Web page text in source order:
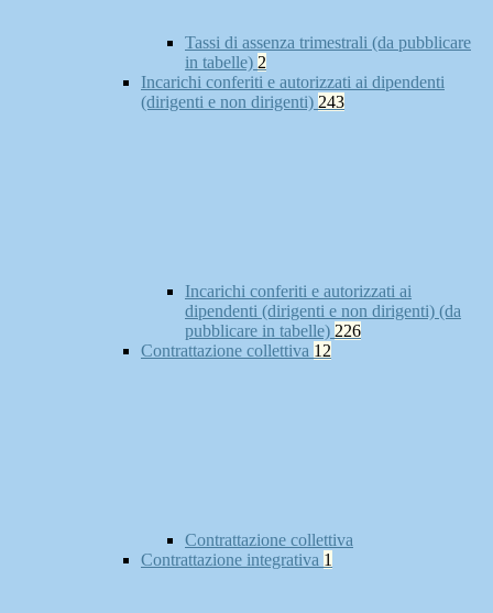
Tassi di assenza trimestrali (da pubblicare
in tabelle) 2
Incarichi conferiti e autorizzati ai dipendenti
(dirigenti e non dirigenti) 243
Incarichi conferiti e autorizzati ai
dipendenti (dirigenti e non dirigenti) (da
pubblicare in tabelle) 226
Contrattazione collettiva 12
Contrattazione collettiva
Contrattazione integrativa 1